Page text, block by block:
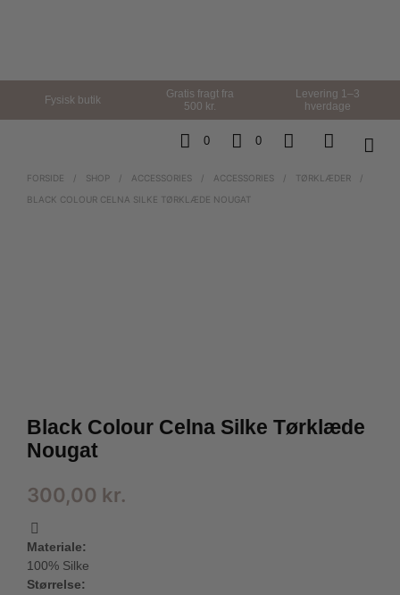
Fysisk butik
Gratis fragt fra
500 kr.
Levering 1–3
hverdage
0 0
FORSIDE / SHOP / ACCESSORIES / ACCESSORIES / TØRKLÆDER
/
BLACK COLOUR CELNA SILKE TØRKLÆDE NOUGAT
Black Colour Celna Silke Tørklæde
Nougat
300,00 kr.
Materiale:
100% Silke
Størrelse: